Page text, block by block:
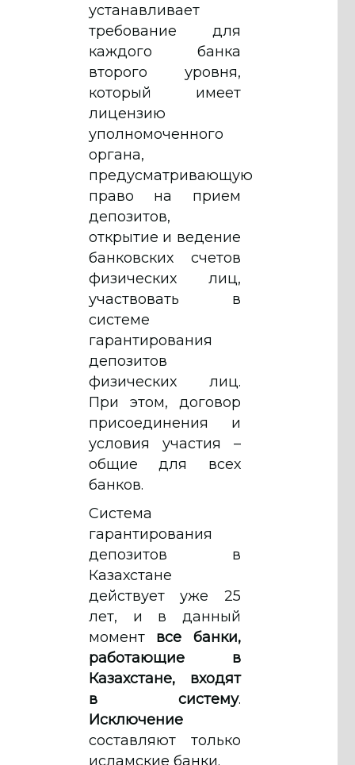
устанавливает
требование для
каждого банка
второго уровня,
который имеет
лицензию
уполномоченного
органа,
предусматривающую
право на прием
депозитов,
открытие и ведение
банковских счетов
физических лиц,
участвовать в
системе
гарантирования
депозитов
физических лиц.
При этом, договор
присоединения и
условия участия –
общие для всех
банков.
Система
гарантирования
депозитов в
Казахстане
действует уже 25
лет, и в данный
момент все банки,
работающие в
Казахстане, входят
в систему.
Исключение
составляют только
исламские банки.